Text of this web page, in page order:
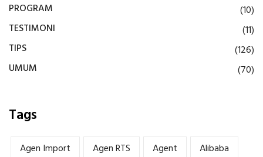
PROGRAM
(10)
TESTIMONI
(11)
TIPS
(126)
UMUM
(70)
Tags
Agen Import Agen RTS Agent
Alibaba